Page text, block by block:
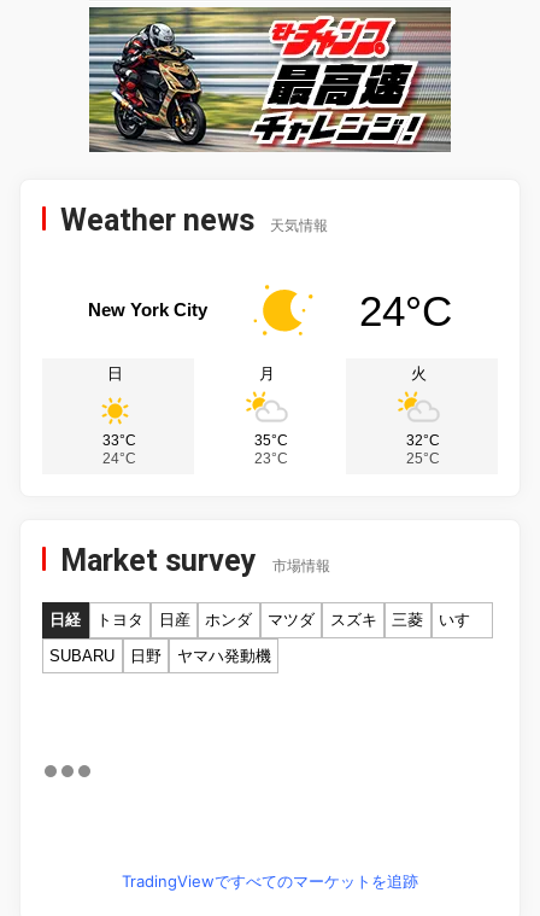
Weather news 天気情報
New York City 24°C
日
33°C
24°C
月
35°C
23°C
火
32°C
25°C
Market survey 市場情報
日経 トヨタ 日産 ホンダ マツダ スズキ 三菱
いすゞ
SUBARU
日野 ヤマハ発動機
TradingViewですべてのマーケットを追跡